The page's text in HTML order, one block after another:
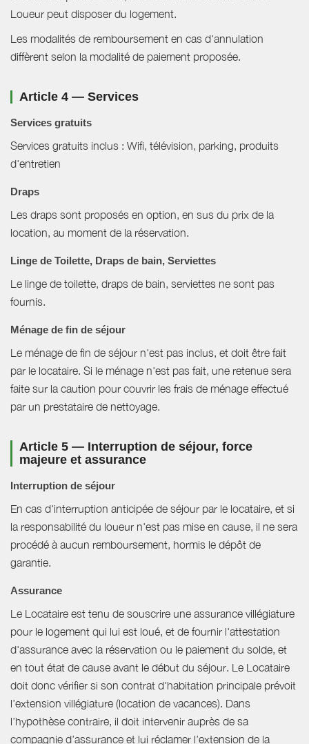
Loueur peut disposer du logement.
Les modalités de remboursement en cas d'annulation
diffèrent selon la modalité de paiement proposée.
Article 4 — Services
Services gratuits
Services gratuits inclus : Wifi, télévision, parking, produits
d'entretien
Draps
Les draps sont proposés en option, en sus du prix de la
location, au moment de la réservation.
Linge de Toilette, Draps de bain, Serviettes
Le linge de toilette, draps de bain, serviettes ne sont pas
fournis.
Ménage de fin de séjour
Le ménage de fin de séjour n'est pas inclus, et doit être fait
par le locataire. Si le ménage n'est pas fait, une retenue sera
faite sur la caution pour couvrir les frais de ménage effectué
par un prestataire de nettoyage.
Article 5 — Interruption de séjour, force
majeure et assurance
Interruption de séjour
En cas d'interruption anticipée de séjour par le locataire, et si
la responsabilité du loueur n'est pas mise en cause, il ne sera
procédé à aucun remboursement, hormis le dépôt de
garantie.
Assurance
Le Locataire est tenu de souscrire une assurance villégiature
pour le logement qui lui est loué, et de fournir l'attestation
d'assurance avec la réservation ou le paiement du solde, et
en tout état de cause avant le début du séjour. Le Locataire
doit donc vérifier si son contrat d'habitation principale prévoit
l’extension villégiature (location de vacances). Dans
l’hypothèse contraire, il doit intervenir auprès de sa
compagnie d’assurance et lui réclamer l’extension de la